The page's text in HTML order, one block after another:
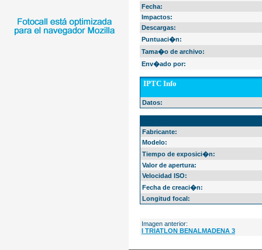
Fecha:
Impactos:
Descargas:
Puntuaci�n:
Tama�o de archivo:
Env�ado por:
IPTC Info
Datos:
Fabricante:
Modelo:
Tiempo de exposici�n:
Valor de apertura:
Velocidad ISO:
Fecha de creaci�n:
Longitud focal:
Imagen anterior:
I TRIATLON BENALMADENA 3